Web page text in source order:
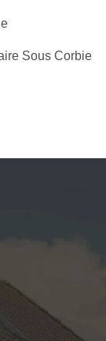
Sous Corbie